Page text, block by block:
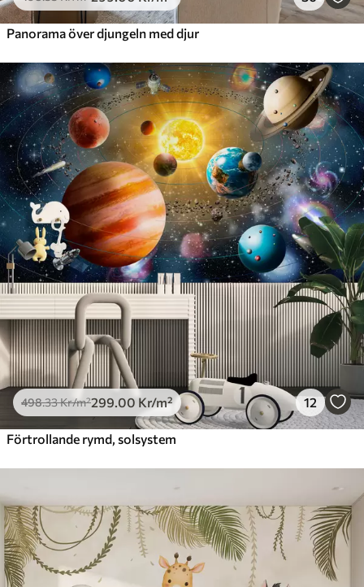
Panorama över djungeln med djur
498.33Kr/m²299 .00 Kr/m² 12
Förtrollande rymd, solsystem